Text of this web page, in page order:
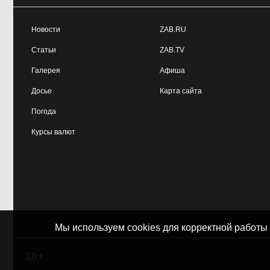
09:31, 4 августа Гадание на прогнозной
Новости
Статьи
Галерея
Досье
Погода
Курсы валют
ZAB.RU
ZAB.TV
Афиша
Карта сайта
Мы используем cookies для корректной